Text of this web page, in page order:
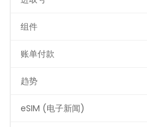
组件
账单付款
趋势
eSIM (电子新闻)